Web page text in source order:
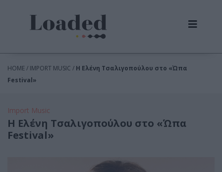
HOME / IMPORT MUSIC / H Ελένη Τσαλιγοπούλου στο «Ώπα
Festival»
Import Music
H Ελένη Τσαλιγοπούλου στο «Ώπα
Festival»